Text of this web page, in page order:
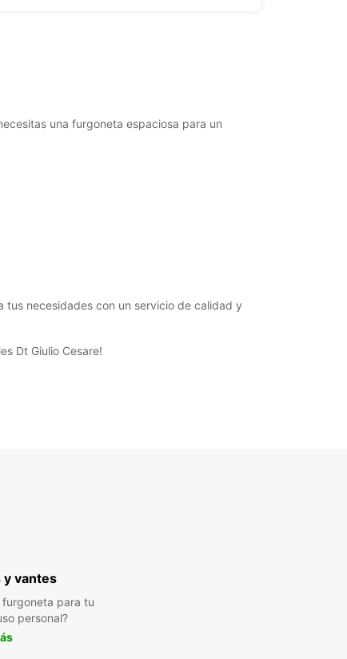
una furgoneta espaciosa para un
tus necesidades con un servicio de calidad y
Dt Giulio Cesare!
y vantes
furgoneta para tu
personal?